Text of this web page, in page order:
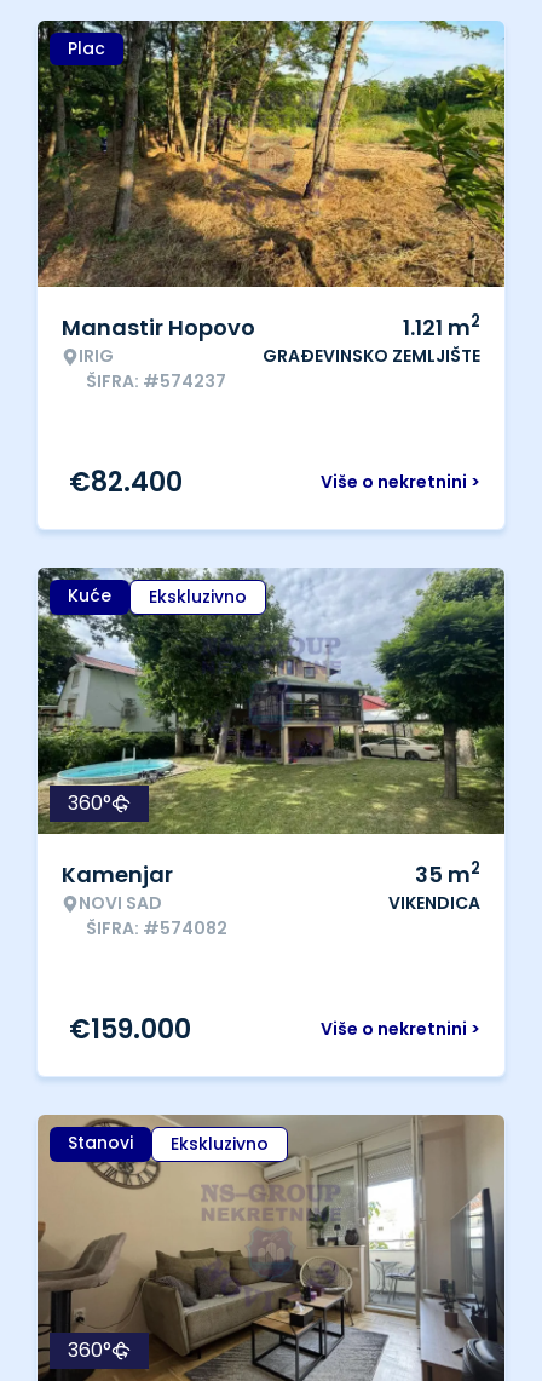
Plac
Manastir Hopovo
IRIG
ŠIFRA: #574237
1.121 m2
GRAĐEVINSKO ZEMLJIŠTE
Više o nekretnini >
€82.400
Kuće Ekskluzivno
360°
Kamenjar
NOVI SAD
ŠIFRA: #574082
35 m2
VIKENDICA
Više o nekretnini >
€159.000
Stanovi Ekskluzivno
360°